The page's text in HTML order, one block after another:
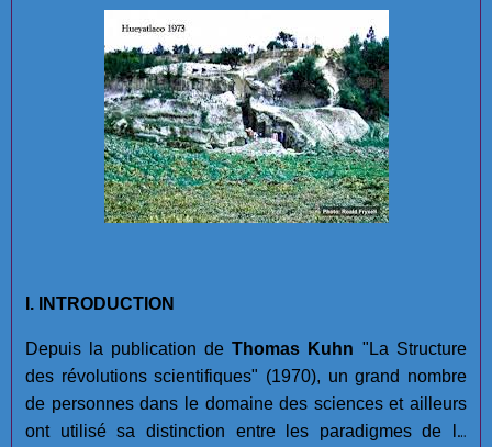
I. INTRODUCTION
Depuis la publication de Thomas Kuhn "La Structure
des révolutions scientifiques" (1970), un grand nombre
de personnes dans le domaine des sciences et ailleurs
ont utilisé sa distinction entre les paradigmes de la